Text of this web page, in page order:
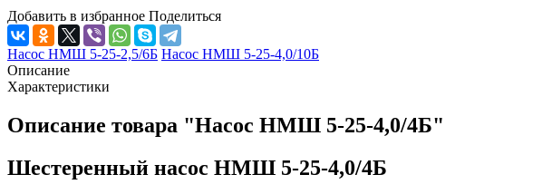
Добавить в избранное Поделиться
Насос НМШ 5-25-2,5/6Б Насос НМШ 5-25-4,0/10Б
Описание
Характеристики
Описание товара "Насос НМШ 5-25-4,0/4Б"
Шестеренный насос НМШ 5-25-4,0/4Б